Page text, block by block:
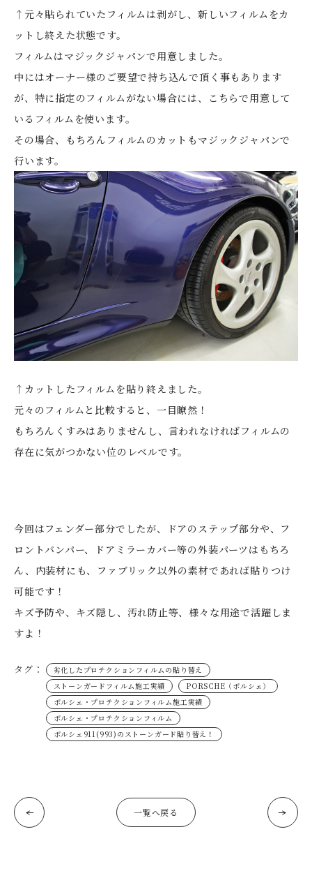
↑元々貼られていたフィルムは剥がし、新しいフィルムをカ
ットし終えた状態です。
フィルムはマジックジャパンで用意しました。
中にはオーナー様のご要望で持ち込んで頂く事もあります
が、特に指定のフィルムがない場合には、こちらで用意して
いるフィルムを使います。
その場合、もちろんフィルムのカットもマジックジャパンで
行います。
↑カットしたフィルムを貼り終えました。
元々のフィルムと比較すると、一目瞭然！
もちろんくすみはありませんし、言われなければフィルムの
存在に気がつかない位のレベルです。
今回はフェンダー部分でしたが、ドアのステップ部分や、フ
ロントバンパー、ドアミラーカバー等の外装パーツはもちろ
ん、内装材にも、ファブリック以外の素材であれば貼りつけ
可能です！
キズ予防や、キズ隠し、汚れ防止等、様々な用途で活躍しま
すよ！
タグ：
劣化したプロテクションフィルムの貼り替え
ストーンガードフィルム施工実績
PORSCHE（ポルシェ）
ポルシェ・プロテクションフィルム施工実績
ポルシェ・プロテクションフィルム
ポルシェ911(993)のストーンガード貼り替え！
一覧へ戻る